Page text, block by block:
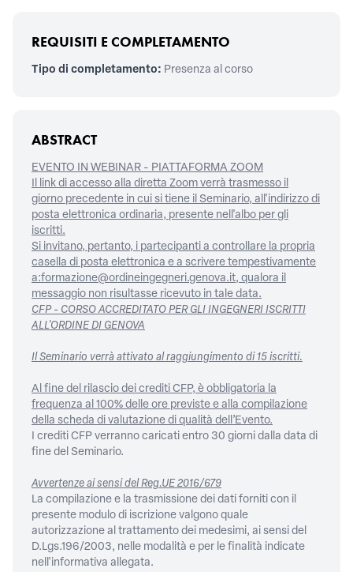
REQUISITI E COMPLETAMENTO
Tipo di completamento: Presenza al corso
ABSTRACT
EVENTO IN WEBINAR - PIATTAFORMA ZOOM
Il link di accesso alla diretta Zoom verrà trasmesso il
giorno precedente in cui si tiene il Seminario, all'indirizzo di
posta elettronica ordinaria, presente nell'albo per gli
iscritti.
Si invitano, pertanto, i partecipanti a controllare la propria
casella di posta elettronica e a scrivere tempestivamente
a:formazione@ordineingegneri.genova.it, qualora il
messaggio non risultasse ricevuto in tale data.
CFP - CORSO ACCREDITATO PER GLI INGEGNERI ISCRITTI
ALL'ORDINE DI GENOVA
Il Seminario verrà attivato al raggiungimento di 15 iscritti.
Al fine del rilascio dei crediti CFP, è obbligatoria la
frequenza al 100% delle ore previste e alla compilazione
della scheda di valutazione di qualità dell’Evento.
I crediti CFP verranno caricati entro 30 giorni dalla data di
fine del Seminario.
Avvertenze ai sensi del Reg.UE 2016/679
La compilazione e la trasmissione dei dati forniti con il
presente modulo di iscrizione valgono quale
autorizzazione al trattamento dei medesimi, ai sensi del
D.Lgs.196/2003, nelle modalità e per le finalità indicate
nell'informativa allegata.